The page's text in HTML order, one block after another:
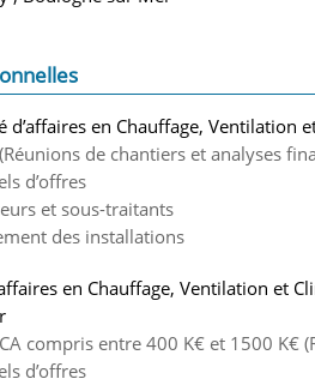
d’affaires en Chauffage,
de chantiers et analyses
d’offres
et sous-traitants
des installations
en Chauffage, Ventilation et
compris entre 400 K€ et 1500 K€
d’offres